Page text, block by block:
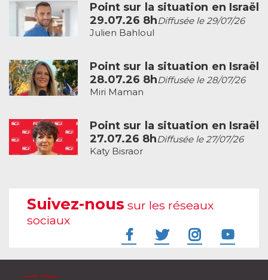
Point sur la situation en Israël
29.07.26 8hDiffusée le 29/07/26
Julien Bahloul
Point sur la situation en Israël
28.07.26 8hDiffusée le 28/07/26
Miri Maman
Point sur la situation en Israël
27.07.26 8hDiffusée le 27/07/26
Katy Bisraor
Suivez-nous sur les réseaux
sociaux